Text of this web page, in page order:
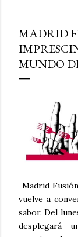
satisface.
por completo
asociar las
humilde como
dorado,
sustituto
MADRID
MUNDO
Madrid
vuelve a
sabor. Del
desplegará